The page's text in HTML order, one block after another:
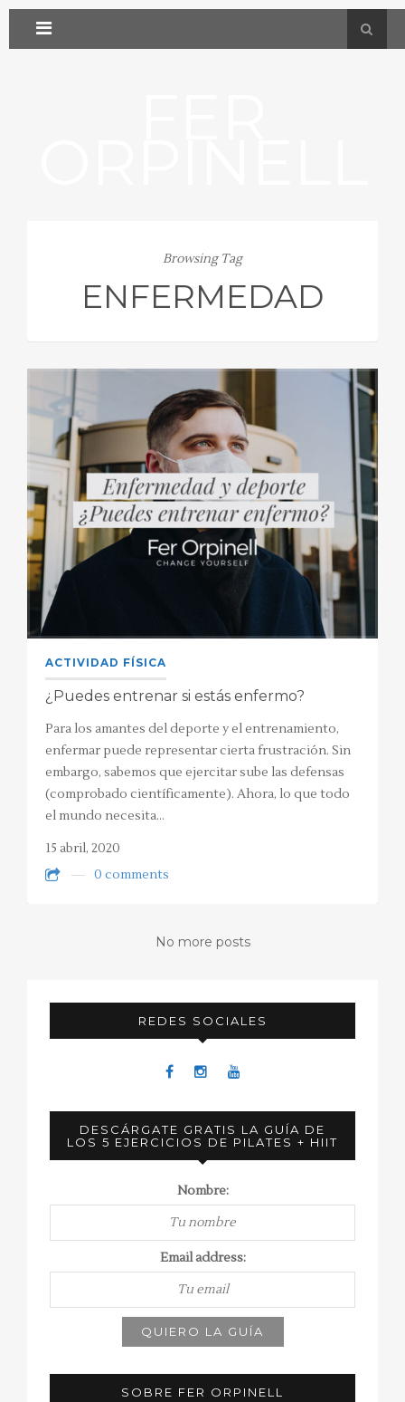
Browsing Tag
ENFERMEDAD
ACTIVIDAD FÍSICA
¿Puedes entrenar si estás enfermo?
Para los amantes del deporte y el entrenamiento,
enfermar puede representar cierta frustración. Sin
embargo, sabemos que ejercitar sube las defensas
(comprobado científicamente). Ahora, lo que todo
el mundo necesita…
15 abril, 2020
0 comments
No more posts
REDES SOCIALES
DESCÁRGATE GRATIS LA GUÍA DE
LOS 5 EJERCICIOS DE PILATES + HIIT
Nombre:
Email address:
SOBRE FER ORPINELL